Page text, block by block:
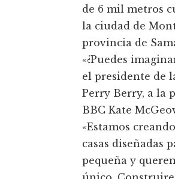
de 6 mil metros
la ciudad de
provincia de
«¿Puedes
el presidente de
Perry Berry, a la
BBC Kate
«Estamos
casas diseñadas
pequeña y